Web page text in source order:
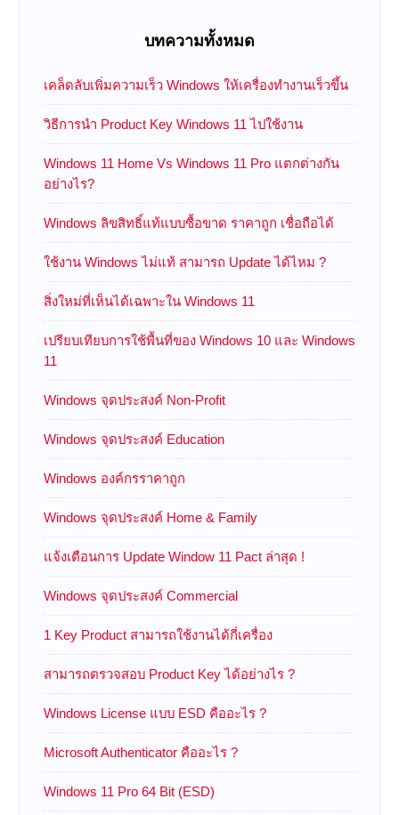
บทความทั้งหมด
เคล็ดลับเพิ่มความเร็ว Windows ให้เครื่องทำงานเร็วขึ้น
วิธีการนำ Product Key Windows 11 ไปใช้งาน
Windows 11 Home Vs Windows 11 Pro แตกต่างกัน
อย่างไร?
Windows ลิขสิทธิ์แท้แบบซื้อขาด ราคาถูก เชื่อถือได้
ใช้งาน Windows ไม่แท้ สามารถ Update ได้ไหม ?
สิ่งใหม่ที่เห็นได้เฉพาะใน Windows 11
เปรียบเทียบการใช้พื้นที่ของ Windows 10 และ Windows
11
Windows จุดประสงค์ Non-Profit
Windows จุดประสงค์ Education
Windows องค์กรราคาถูก
Windows จุดประสงค์ Home & Family
แจ้งเตือนการ Update Window 11 Pact ล่าสุด !
Windows จุดประสงค์ Commercial
1 Key Product สามารถใช้งานได้กี่เครื่อง
สามารถตรวจสอบ Product Key ได้อย่างไร ?
Windows License แบบ ESD คืออะไร ?
Microsoft Authenticator คืออะไร ?
Windows 11 Pro 64 Bit (ESD)